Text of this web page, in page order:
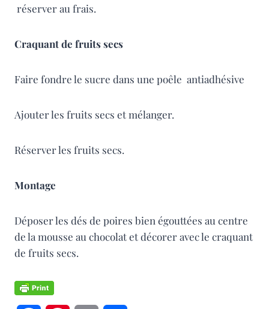
réserver au frais.
Craquant de fruits secs
Faire fondre le sucre dans une poêle antiadhésive
Ajouter les fruits secs et mélanger.
Réserver les fruits secs.
Montage
Déposer les dés de poires bien égouttées au centre
de la mousse au chocolat et décorer avec le craquant
de fruits secs.